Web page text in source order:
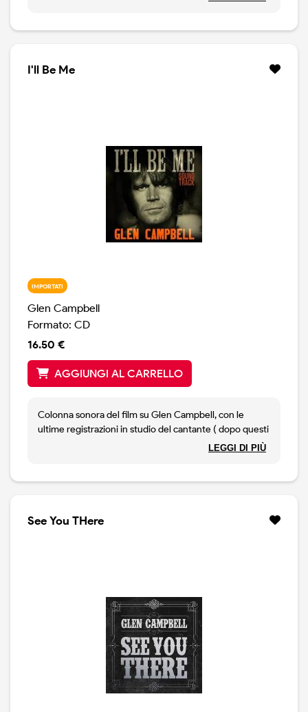
I'll Be Me
IMPORTATI
Glen Campbell
Formato: CD
16.50 €
AGGIUNGI AL CARRELLO
Colonna sonora del film su Glen Campbell, con le
ultime registrazioni in studio del cantante ( dopo questi
brani Campbell non inciderà più ). Inoltre ci sono anche
LEGGI DI PIÙ
See You THere